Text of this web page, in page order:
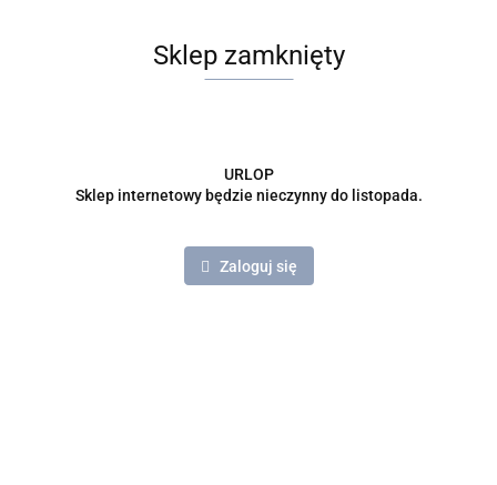
Sklep zamknięty
URLOP
Sklep internetowy będzie nieczynny do listopada.
Zaloguj się